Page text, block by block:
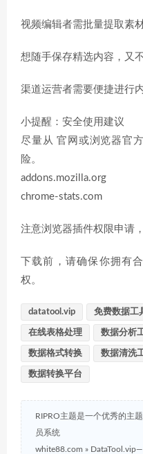
视频编辑者需批量提取素材
想随手保存精选内容，又
渠道运营者需要便捷进行
小提醒：安全使用建议
尽量从 官网或浏览器官
险。
addons.mozilla.org
chrome-stats.com
注意浏览器插件权限申请
下载前，请确保你拥有
权。
datatool.vip 免费数据工
在线表格处理 数据分析
数据格式转换 数据清洗
数据转换平台
RIPRO主题是一个优秀的主
员系统
white88.com »